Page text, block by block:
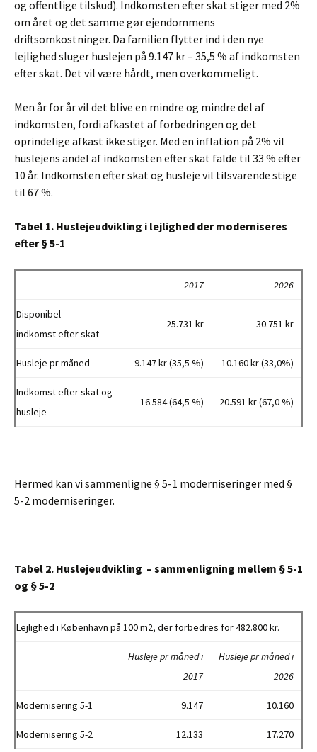
og offentlige tilskud). Indkomsten efter skat stiger med 2%
om året og det samme gør ejendommens
driftsomkostninger. Da familien flytter ind i den nye
lejlighed sluger huslejen på 9.147 kr – 35,5 % af indkomsten
efter skat. Det vil være hårdt, men overkommeligt.
Men år for år vil det blive en mindre og mindre del af
indkomsten, fordi afkastet af forbedringen og det
oprindelige afkast ikke stiger. Med en inflation på 2% vil
huslejens andel af indkomsten efter skat falde til 33 % efter
10 år. Indkomsten efter skat og husleje vil tilsvarende stige
til 67 %.
Tabel 1. Huslejeudvikling i lejlighed der moderniseres
efter § 5-1
2017 2026
Disponibel
indkomst efter skat
25.731 kr 30.751 kr
Husleje pr måned 9.147 kr (35,5 %) 10.160 kr (33,0%)
Indkomst efter skat og
husleje
16.584 (64,5 %) 20.591 kr (67,0 %)
Hermed kan vi sammenligne § 5-1 moderniseringer med §
5-2 moderniseringer.
Tabel 2. Huslejeudvikling – sammenligning mellem § 5-1
og § 5-2
Lejlighed i København på 100 m2, der forbedres for 482.800 kr.
Husleje pr måned i
2017
Husleje pr måned i
2026
Modernisering 5-1 9.147 10.160
Modernisering 5-2 12.133 17.270